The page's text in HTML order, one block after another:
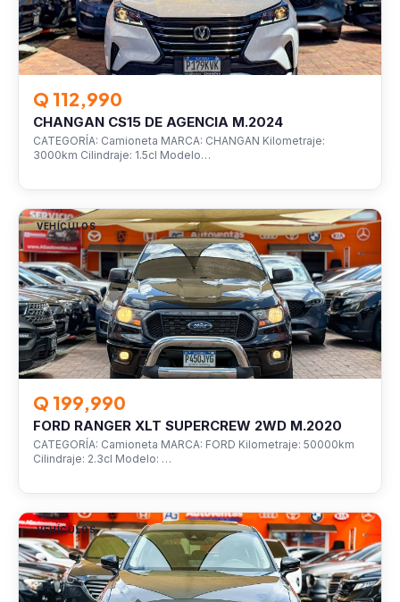
Q 112,990
CHANGAN CS15 DE AGENCIA M.2024
CATEGORÍA: Camioneta MARCA: CHANGAN Kilometraje:
3000km Cilindraje: 1.5cl Modelo…
VEHÍCULOS
Q 199,990
FORD RANGER XLT SUPERCREW 2WD M.2020
CATEGORÍA: Camioneta MARCA: FORD Kilometraje: 50000km
Cilindraje: 2.3cl Modelo: …
VEHÍCULOS